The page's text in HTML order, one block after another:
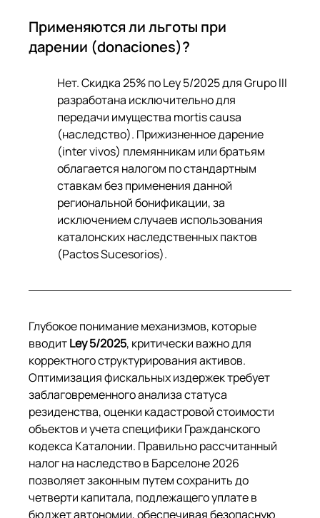
Применяются ли льготы при
дарении (donaciones)?
Нет. Скидка 25% по Ley 5/2025 для Grupo III
разработана исключительно для
передачи имущества mortis causa
(наследство). Прижизненное дарение
(inter vivos) племянникам или братьям
облагается налогом по стандартным
ставкам без применения данной
региональной бонификации, за
исключением случаев использования
каталонских наследственных пактов
(Pactos Sucesorios).
Глубокое понимание механизмов, которые
вводит Ley 5/2025, критически важно для
корректного структурирования активов.
Оптимизация фискальных издержек требует
заблаговременного анализа статуса
резиденства, оценки кадастровой стоимости
объектов и учета специфики Гражданского
кодекса Каталонии. Правильно рассчитанный
налог на наследство в Барселоне 2026
позволяет законным путем сохранить до
четверти капитала, подлежащего уплате в
бюджет автономии, обеспечивая безопасную